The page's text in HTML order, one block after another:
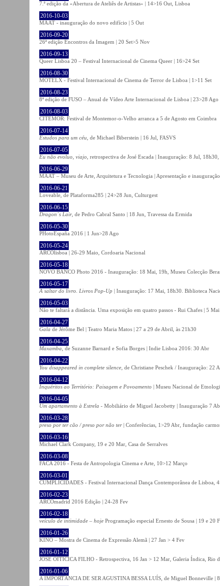
7.ª edição da «Abertura de Ateliês de Artistas» | 14>16 Out, Lisboa
2016-10-03
MAAT - inauguração do novo edifício | 5 Out
2016-09-20
26ª edição Encontros da Imagem | 20 Set>5 Nov
2016-09-13
Queer Lisboa 20 – Festival Internacional de Cinema Queer | 16>24 Set
2016-08-30
MOTELX - Festival Internacional de Cinema de Terror de Lisboa | 1>11 Set
2016-08-23
8ª edição de FUSO – Anual de Vídeo Arte Internacional de Lisboa | 23>28 Ago
2016-08-03
CITEMOR: Festival de Montemor-o-Velho arranca a 5 de Agosto em Coimbra
2016-07-14
Estudos para um céu , de Michael Biberstein | 16 Jul, FASVS
2016-07-05
Eu não evoluo, viajo , retrospectiva de José Escada | Inauguração: 8 Jul,
2016-06-29
MAAT – Museu de Arte, Arquitetura e Tecnologia | Apresentação e
2016-06-21
Loveable, de Plataforma285 | 24>28 Jun, Culturgest
2016-06-15
Dragon´s Lair, de Pedro Cabral Santo | 18 Jun, Travessa da Ermida
2016-05-30
PHotoEspaña 2016 | 1 Jun>28 Ago
2016-05-24
ARCOlisboa | 26-29 Maio, Cordoaria Nacional
2016-05-18
NOVO BANCO Photo 2016 - Inauguração: 18 Mai, 19h, Museu Colecção
2016-05-17
A saltar do livro. Livros Pop-Up | Inauguração: 17 Mai, 18h30. Biblioteca
2016-05-03
Não te faltará a distância. Uma exposição em quatro passos - Rui Chafes | 5
2016-04-27
Gala de Jérôme Bel | Teatro Maria Matos | 27 a 29 de Abril, às 21h30
2016-04-25
Maxamba , de Suzanne Barnard e Sofia Borges | Indie Lisboa 2016: 30 Abr
2016-04-22
You disappeared in complete silence , de Christiane Peschek / Inauguração: 22
2016-04-12
Inquéritos ao Território: Paisagem e Povoamento | Museu Nacional de
2016-04-05
Um apartamento à Estrela - Mobiliário de Miguel Jacobetty | Inauguração 7
2016-03-28
preso por ter cão / preso por não ter| Conferências, 1>29 Abr, fundação
2016-03-16
Michael Clark Company, 19 e 20 Mar, Casa de Serralves
2016-03-08
FACA 2016 - Festa de Antropologia Cinema e Arte, 10>12 Março
2016-03-01
CUMPLICIDADES - Festival Internacional Dança Contemporânea de Lisboa,
2016-02-23
ARCOmadrid 2016 Edição | 24-28 Fev
2016-02-18
veículo de intimidade – hoje Programação especial Ernesto de Sousa | 19 e 20
2016-01-26
KINO – Mostra de Cinema de Expressão Alemã | 27 Jan > 4 Fev
2016-01-12
JOSÉ OITICICA FILHO - Retrospectiva, 16 Jan > 12 Mar, Galeria Índica, Rio
2016-01-06
A IMPORTÂNCIA DE SER AGUSTINA BESSA LUÍS, de Miguel Bonneville |